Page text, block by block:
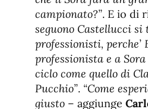
campionato?”. E io di
seguono Castellucci
professionisti, perche’
professionista e a
ciclo come quello di
Pucchio”. “Come
giusto – aggiunge